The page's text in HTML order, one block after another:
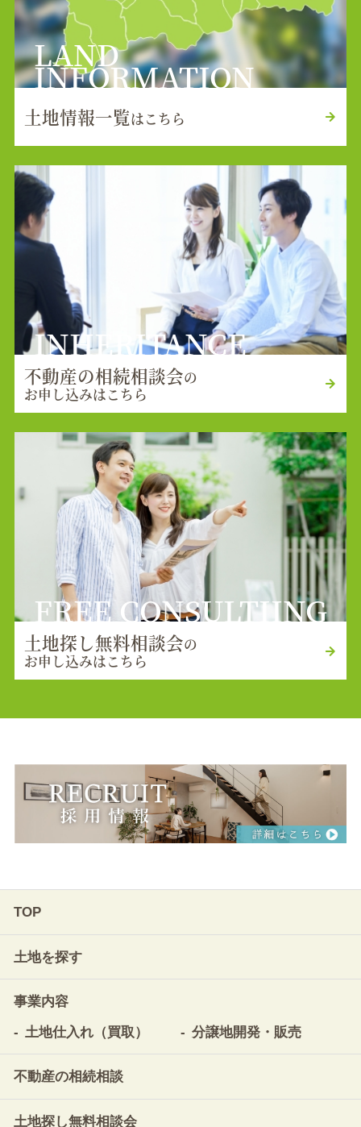
LAND
INFORMATION
土地情報一覧はこちら
INHERITANCE
不動産の相続相談会の
お申し込みはこちら
FREE CONSULTIING
土地探し無料相談会の
お申し込みはこちら
TOP
土地を探す
事業内容
土地仕入れ（買取）
分譲地開発・販売
不動産の相続相談
土地探し無料相談会